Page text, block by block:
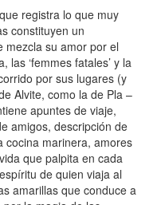
registra lo que muy
constituyen un
mezcla su amor por el
las ‘femmes fatales’ y la
por sus lugares (y
Alvite, como la de Pla –
apuntes de viaje,
amigos, descripción de
cocina marinera, amores
que palpita en cada
de quien viaja al
amarillas que conduce a